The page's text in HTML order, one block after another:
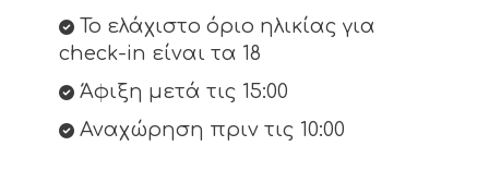
Το ελάχιστο όριο ηλικίας για
check-in είναι τα 18
Άφιξη μετά τις 15:00
Αναχώρηση πριν τις 10:00